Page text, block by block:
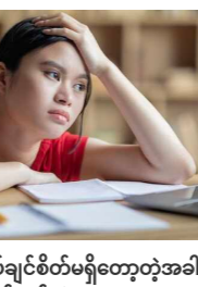
င်စိတ်မရှိတော့တဲ့အခါ